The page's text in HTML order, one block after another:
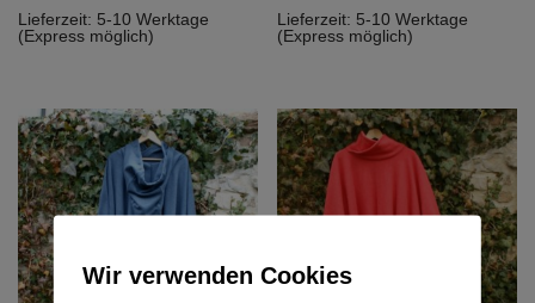
Lieferzeit: 5-10 Werktage
(Express möglich)
Lieferzeit: 5-10 Werktage
(Express möglich)
Wir verwenden Cookies